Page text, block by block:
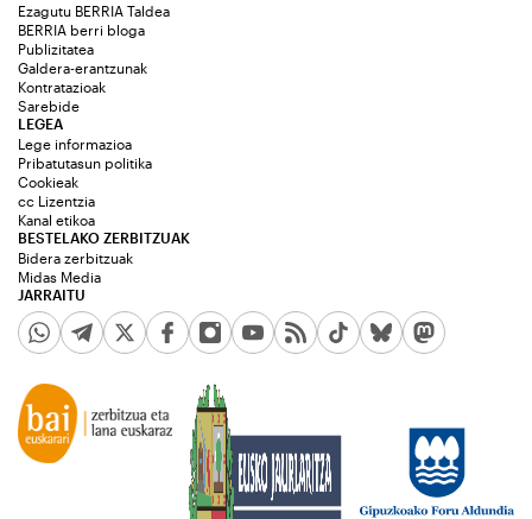
Ezagutu BERRIA Taldea
BERRIA berri bloga
Publizitatea
Galdera-erantzunak
Kontratazioak
Sarebide
JARRAITU
LEGEA
Lege informazioa
Pribatutasun politika
Cookieak
cc Lizentzia
Kanal etikoa
BESTELAKO ZERBITZUAK
Bidera zerbitzuak
Midas Media